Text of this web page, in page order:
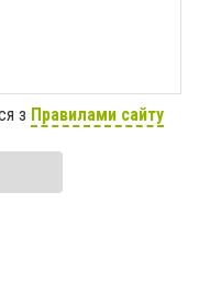
з Правилами сайту